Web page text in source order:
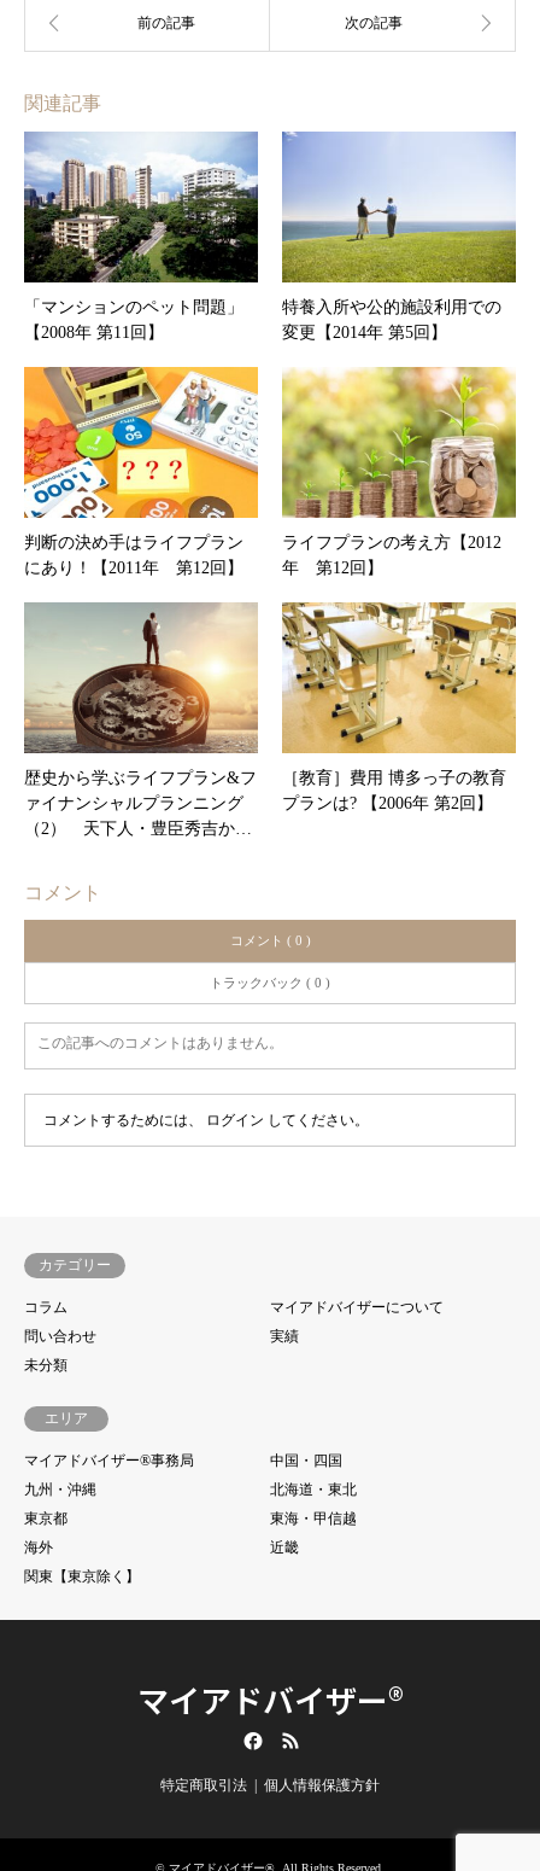
関連記事
「マンションのペット問題」
【2008年 第11回】
特養入所や公的施設利用での
変更【2014年 第5回】
判断の決め手はライフプラン
にあり！【2011年 第12回】
ライフプランの考え方【2012
年 第12回】
歴史から学ぶライフプラン&フ
ァイナンシャルプランニング
（2） 天下人・豊臣秀吉か…
［教育］費用 博多っ子の教育
プランは? 【2006年 第2回】
コメント
コメント ( 0 )
トラックバック ( 0 )
この記事へのコメントはありません。
コメントするためには、 ログイン してください。
カテゴリー
コラム
マイアドバイザーについて
問い合わせ
実績
未分類
エリア
マイアドバイザー®事務局
中国・四国
九州・沖縄
北海道・東北
東京都
東海・甲信越
海外
近畿
関東【東京除く】
マイアドバイザー®
特定商取引法 個人情報保護方針
© マイアドバイザー® . All Rights Reserved.